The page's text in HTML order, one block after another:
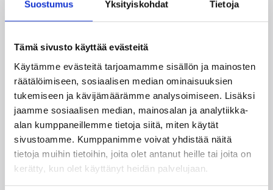
Suostumus Yksityiskohdat Tietoja
Tämä sivusto käyttää evästeitä
Käytämme evästeitä tarjoamamme sisällön ja mainosten
räätälöimiseen, sosiaalisen median ominaisuuksien
tukemiseen ja kävijämäärämme analysoimiseen. Lisäksi
jaamme sosiaalisen median, mainosalan ja analytiikka-
alan kumppaneillemme tietoja siitä, miten käytät
sivustoamme. Kumppanimme voivat yhdistää näitä
tietoja muihin tietoihin, joita olet antanut heille tai joita on
kerätty, kun olet käyttänyt heidän palvelujaan.
Katso myös